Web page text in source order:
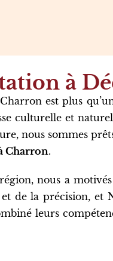
à
est plus
culturelle et
nous sommes
Charron.
nous a
de la précision, et
leurs